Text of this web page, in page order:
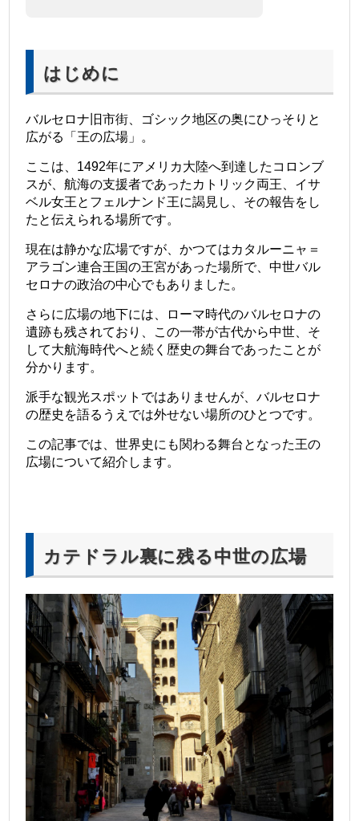
はじめに
バルセロナ旧市街、ゴシック地区の奥にひっそりと
広がる「王の広場」。
ここは、1492年にアメリカ大陸へ到達したコロンブ
スが、航海の支援者であったカトリック両王、イサ
ベル女王とフェルナンド王に謁見し、その報告をし
たと伝えられる場所です。
現在は静かな広場ですが、かつてはカタルーニャ＝
アラゴン連合王国の王宮があった場所で、中世バル
セロナの政治の中心でもありました。
さらに広場の地下には、ローマ時代のバルセロナの
遺跡も残されており、この一帯が古代から中世、そ
して大航海時代へと続く歴史の舞台であったことが
分かります。
派手な観光スポットではありませんが、バルセロナ
の歴史を語るうえでは外せない場所のひとつです。
この記事では、世界史にも関わる舞台となった王の
広場について紹介します。
カテドラル裏に残る中世の広場